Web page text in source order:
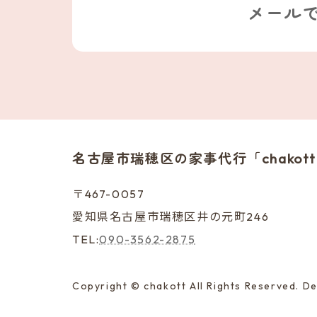
メール
名古屋市瑞穂区の家事代行 「
〒467-0057
愛知県名古屋市瑞穂区井の元町246
TEL:090-3562-2875
Copyright © chakott All Rights Reserved.